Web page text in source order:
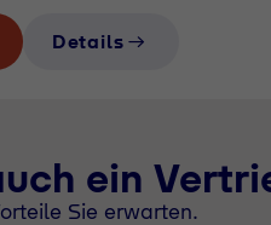
Details
ein
Sie erwarten.